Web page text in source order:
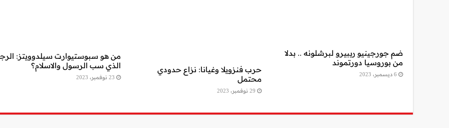
ضم جورجينيو ريبيرو لبرشلونه .. بدلا
من بوروسيا دورتموند
6 ديسمبر، 2023
حرب فنزويلا وغيانا: نزاع حدودي
محتمل
29 نوفمبر، 2023
من هو سبوستيوارت سيلدوويتز:
الذي سب الرسول والاسلام؟
23 نوفمبر، 2023